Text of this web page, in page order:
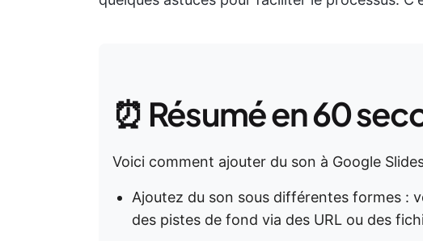
⏰ Résumé en 60
Voici comment ajouter du son à Google
Ajoutez du son sous différentes formes :
des pistes de fond via des URL ou des